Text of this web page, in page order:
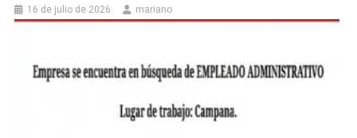
16 de julio de 2026 mariano